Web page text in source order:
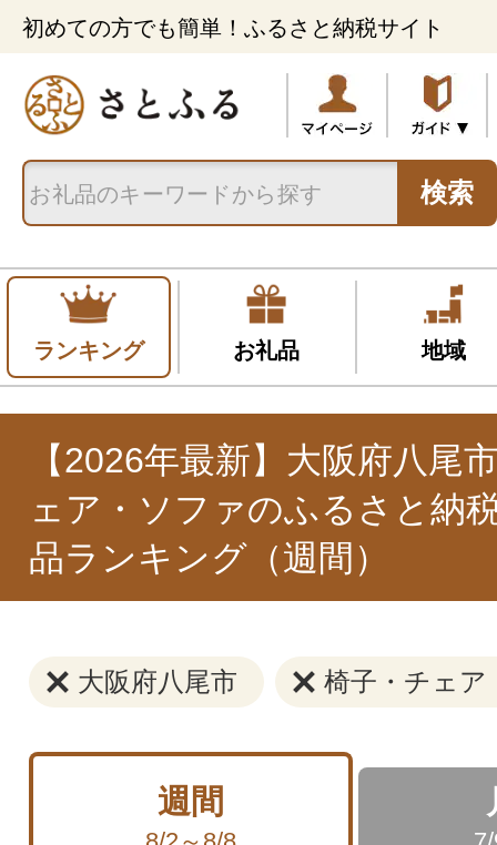
初めての方でも簡単！ふるさと納税サイト
検索
ランキング お礼品 地域
【2026年最新】大阪府八尾
ェア・ソファのふるさと納
品ランキング（週間）
大阪府八尾市 椅子・チェア
週間